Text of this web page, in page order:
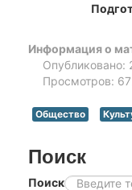
Информация о
Опубликовано:
Просмотров:
Общество
Поиск
Поиск